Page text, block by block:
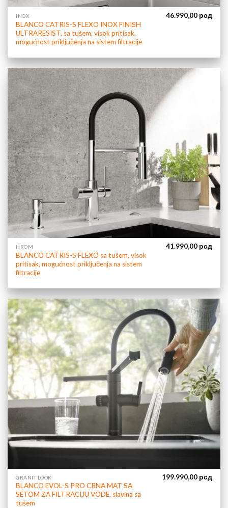
INOX
BLANCO CATRIS-S FLEXO INOX FINISH
ULTRARESIST, sa tušem, visok pritisak,
mogućnost priključenja na sistem filtracije
46.990,00 рсд
HROM
BLANCO CATRIS-S FLEXO sa tušem, visok
pritisak, mogućnost priključenja na sistem
filtracije
41.990,00 рсд
GRANIT LOOK
BLANCO EVOL-S PRO CRNA MAT SA
SETOM ZA FILTRACIJU VODE, slavina sa
tušem
199.990,00 рсд